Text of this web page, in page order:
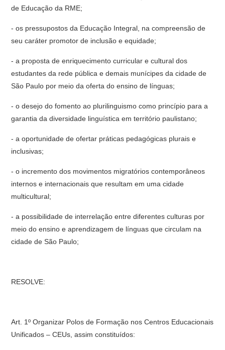
de Educação da RME;
- os pressupostos da Educação Integral, na compreensão de
seu caráter promotor de inclusão e equidade;
- a proposta de enriquecimento curricular e cultural dos
estudantes da rede pública e demais munícipes da cidade de
São Paulo por meio da oferta do ensino de línguas;
- o desejo do fomento ao plurilinguismo como princípio para a
garantia da diversidade linguística em território paulistano;
- a oportunidade de ofertar práticas pedagógicas plurais e
inclusivas;
- o incremento dos movimentos migratórios contemporâneos
internos e internacionais que resultam em uma cidade
multicultural;
- a possibilidade de interrelação entre diferentes culturas por
meio do ensino e aprendizagem de línguas que circulam na
cidade de São Paulo;
RESOLVE:
Art. 1º Organizar Polos de Formação nos Centros Educacionais
Unificados – CEUs, assim constituídos: